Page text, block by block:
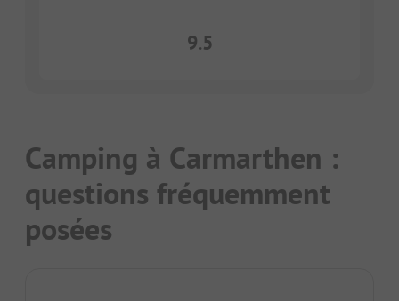
9.5
Camping à Carmarthen :
questions fréquemment
posées